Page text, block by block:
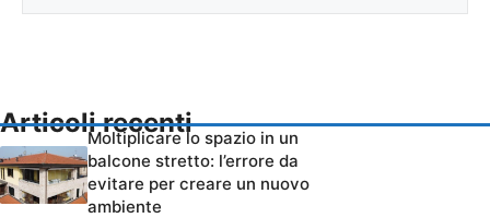
Articoli recenti
Moltiplicare lo spazio in un
balcone stretto: l’errore da
evitare per creare un nuovo
ambiente